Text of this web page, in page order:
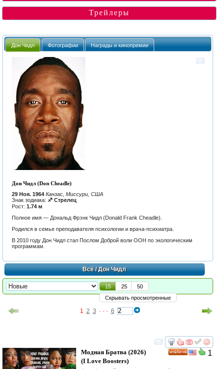
Трейлеры
Дон Чидл Фотографии Награды и кинопремии
Дон Чидл (Don Cheadle)
29 Ноя. 1964 Канзас, Миссури, США
Знак зодиака: ♐ Стрелец
Рост: 1.74 м
Полное имя — Дональд Фрэнк Чидл (Donald Frank Cheadle).
Родился в семье преподавателя психологии и врача-психиатра.
В 2010 году Дон Чидл стал Послом Доброй воли ООН по экологическим
программам.
Всё/ Дон Чидл
15 25
50
Скрывать просмотренные
1 2 3 · · · 6
смотреть
1
Модная Братва (2026)
(I Love Boosters)